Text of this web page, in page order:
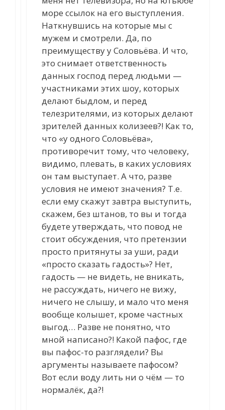
море ссылок на его выступления.
Наткнувшись на которые мы с
мужем и смотрели. Да, по
преимуществу у Соловьёва. И что,
это снимает ответственность
данных господ перед людьми —
участниками этих шоу, которых
делают быдлом, и перед
телезрителями, из которых делают
зрителей данных колизеев?! Как то,
что «у одного Соловьёва»,
противоречит тому, что человеку,
видимо, плевать, в каких условиях
он там выступает. А что, разве
условия не имеют значения? Т.е.
если ему скажут завтра выступить,
скажем, без штанов, то вы и тогда
будете утверждать, что повод не
стоит обсуждения, что претензии
просто притянуты за уши, ради
«просто сказать гадость»? Нет,
гадость — не видеть, не вникать,
не рассуждать, ничего не вижу,
ничего не слышу, и мало что меня
вообще колышет, кроме частных
выгод… Разве не понятно, что
мной написано?! Какой пафос, где
вы пафос-то разглядели? Вы
аргументы называете пафосом?
Вот если воду лить ни о чём — то
нормалёк, да?!